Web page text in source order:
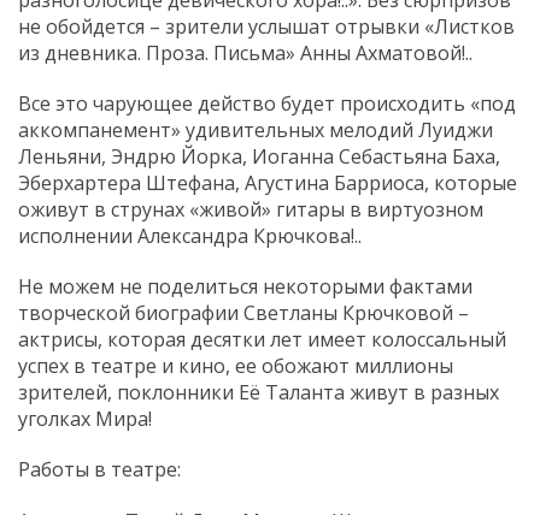
не обойдется – зрители услышат отрывки «Листков
из дневника. Проза. Письма» Анны Ахматовой!..
Все это чарующее действо будет происходить «под
аккомпанемент» удивительных мелодий Луиджи
Леньяни, Эндрю Йорка, Иоганна Себастьяна Баха,
Эберхартера Штефана, Агустина Барриоса, которые
оживут в струнах «живой» гитары в виртуозном
исполнении Александра Крючкова!..
Не можем не поделиться некоторыми фактами
творческой биографии Светланы Крючковой –
актрисы, которая десятки лет имеет колоссальный
успех в театре и кино, ее обожают миллионы
зрителей, поклонники Её Таланта живут в разных
уголках Мира!
Работы в театре: